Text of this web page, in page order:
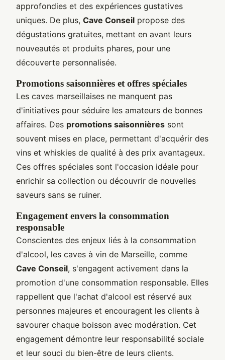
approfondies et des expériences gustatives
uniques. De plus, Cave Conseil propose des
dégustations gratuites, mettant en avant leurs
nouveautés et produits phares, pour une
découverte personnalisée.
Promotions saisonnières et offres spéciales
Les caves marseillaises ne manquent pas
d'initiatives pour séduire les amateurs de bonnes
affaires. Des promotions saisonnières sont
souvent mises en place, permettant d'acquérir des
vins et whiskies de qualité à des prix avantageux.
Ces offres spéciales sont l'occasion idéale pour
enrichir sa collection ou découvrir de nouvelles
saveurs sans se ruiner.
Engagement envers la consommation
responsable
Conscientes des enjeux liés à la consommation
d'alcool, les caves à vin de Marseille, comme
Cave Conseil, s'engagent activement dans la
promotion d'une consommation responsable. Elles
rappellent que l'achat d'alcool est réservé aux
personnes majeures et encouragent les clients à
savourer chaque boisson avec modération. Cet
engagement démontre leur responsabilité sociale
et leur souci du bien-être de leurs clients.